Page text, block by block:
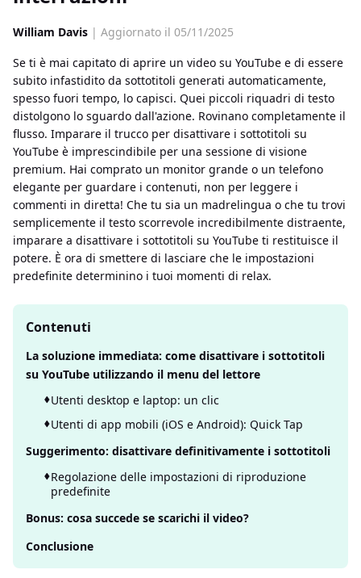
William Davis | Aggiornato il 05/11/2025
Se ti è mai capitato di aprire un video su YouTube e di essere
subito infastidito da sottotitoli generati automaticamente,
spesso fuori tempo, lo capisci. Quei piccoli riquadri di testo
distolgono lo sguardo dall'azione. Rovinano completamente il
flusso. Imparare il trucco per disattivare i sottotitoli su
YouTube è imprescindibile per una sessione di visione
premium. Hai comprato un monitor grande o un telefono
elegante per guardare i contenuti, non per leggere i
commenti in diretta! Che tu sia un madrelingua o che tu trovi
semplicemente il testo scorrevole incredibilmente distraente,
imparare a disattivare i sottotitoli su YouTube ti restituisce il
potere. È ora di smettere di lasciare che le impostazioni
predefinite determinino i tuoi momenti di relax.
Contenuti
La soluzione immediata: come disattivare i sottotitoli
su YouTube utilizzando il menu del lettore
Utenti desktop e laptop: un clic
Utenti di app mobili (iOS e Android): Quick Tap
Suggerimento: disattivare definitivamente i sottotitoli
Regolazione delle impostazioni di riproduzione
predefinite
Bonus: cosa succede se scarichi il video?
Conclusione